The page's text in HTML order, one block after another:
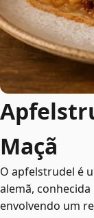
Maçã
O apfelstrudel é
alemã,
envolvendo um